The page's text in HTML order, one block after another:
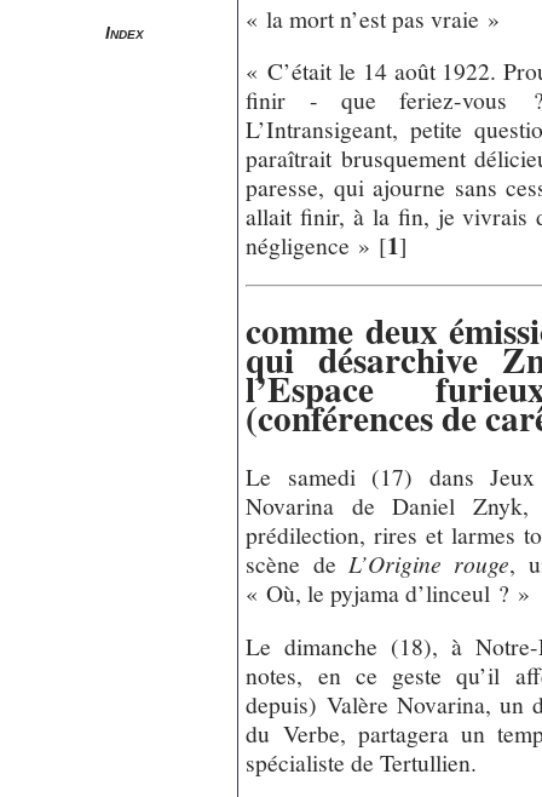
Index
« la mort n’est pas vraie »
« C’était le 14 août 1922.
finir - que feriez-vous
L’Intransigeant, petite
paraîtrait brusquement
paresse, qui ajourne sans
allait finir, à la fin, je vivrais
négligence » [1]
comme deux
qui désarchive
l’Espace
(conférences de
Le samedi (17) dans Jeux
Novarina de Daniel
prédilection, rires et larmes
scène deL’Origine rouge,
« Où, le pyjama d’linceul ? »
Le dimanche (18), à
notes, en ce geste qu’il
depuis) Valère Novarina, un
du Verbe, partagera un
spécialiste de Tertullien.